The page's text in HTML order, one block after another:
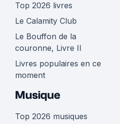
Top 2026 livres
Le Calamity Club
Le Bouffon de la
couronne, Livre II
Livres populaires en ce
moment
Musique
Top 2026 musiques